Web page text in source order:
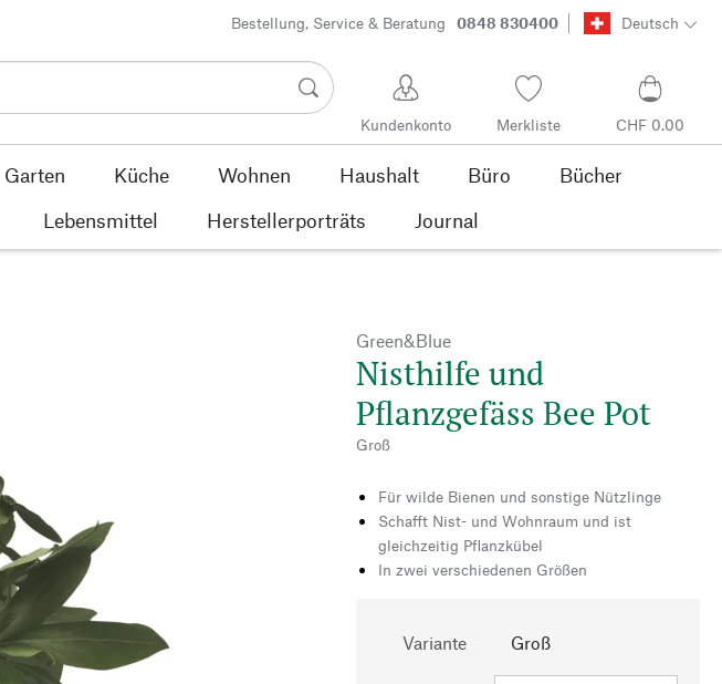
Bestellung, Service & Beratung 0848 830400 Deutsch
Kundenkonto Merkliste CHF 0.00
Garten Küche Wohnen Haushalt Büro
Bücher
Lebensmittel Herstellerporträts Journal
Green&Blue
Nisthilfe und
Pflanzgefäss Bee Pot
Groß
Für wilde Bienen und sonstige Nützlinge
Schafft Nist- und Wohnraum und ist
gleichzeitig Pflanzkübel
In zwei verschiedenen Größen
Variante Groß